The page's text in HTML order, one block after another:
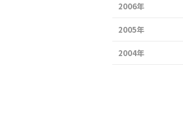
2006年
2005年
2004年